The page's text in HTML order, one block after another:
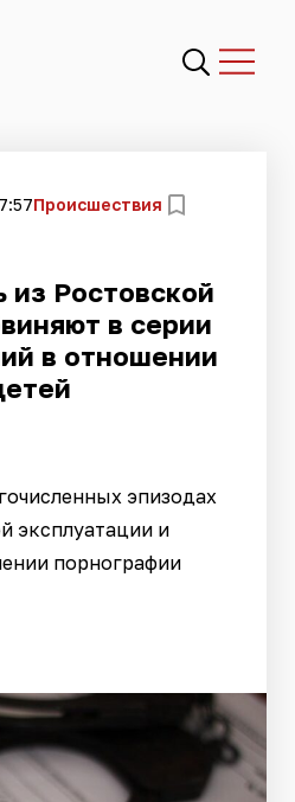
Происшествия
из Ростовской
в серии
в отношении
эпизодах
эксплуатации и
порнографии